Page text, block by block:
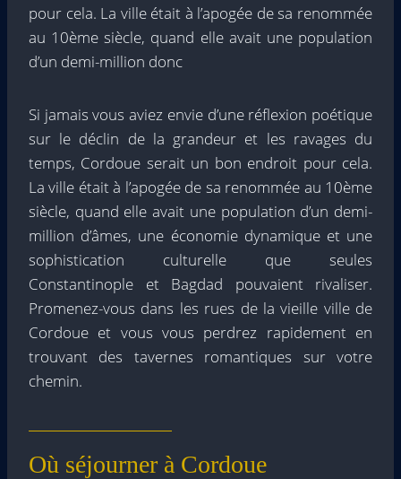
pour cela. La ville était à l’apogée de sa renommée
au 10ème siècle, quand elle avait une population
d’un demi-million donc
Si jamais vous aviez envie d’une réflexion poétique
sur le déclin de la grandeur et les ravages du
temps, Cordoue serait un bon endroit pour cela.
La ville était à l’apogée de sa renommée au 10ème
siècle, quand elle avait une population d’un demi-
million d’âmes, une économie dynamique et une
sophistication culturelle que seules
Constantinople et Bagdad pouvaient rivaliser.
Promenez-vous dans les rues de la vieille ville de
Cordoue et vous vous perdrez rapidement en
trouvant des tavernes romantiques sur votre
chemin.
Où séjourner à Cordoue